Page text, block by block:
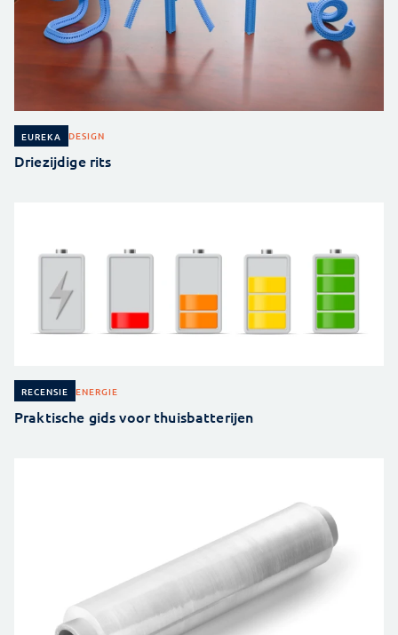
EUREKA DESIGN
Driezijdige rits
RECENSIE ENERGIE
Praktische gids voor thuisbatterijen